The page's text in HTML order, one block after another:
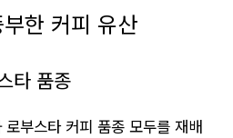
한 커피 유산
타 품종
부스타 커피 품종 모두를 재배